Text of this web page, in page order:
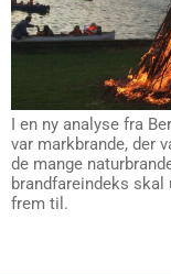
I en ny analyse fra
var markbrande, der
de mange
brandfareindeks
frem til.